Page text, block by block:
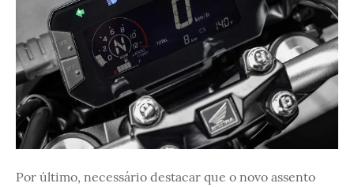
Por último, necessário destacar que o novo assento